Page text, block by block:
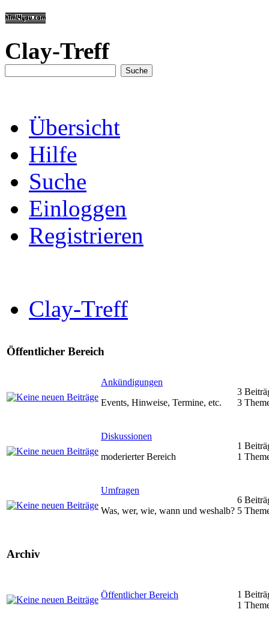
Clay-Treff
Übersicht
Hilfe
Suche
Einloggen
Registrieren
Clay-Treff
Öffentlicher Bereich
Ankündigungen
Events, Hinweise, Termine, etc.
3
3
Diskussionen
moderierter Bereich
1
1
Umfragen
Was, wer, wie, wann und weshalb?
6
5
Archiv
Öffentlicher Bereich
1
1